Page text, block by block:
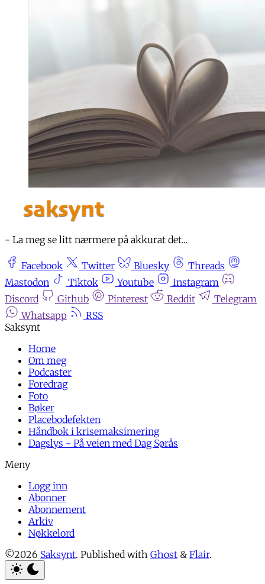
- La meg se litt nærmere på akkurat det...
Facebook Twitter Bluesky
Threads
Mastodon
Tiktok Youtube
Instagram
Discord
Github Pinterest Reddit
Telegram
Whatsapp
RSS
Home
Om meg
Podcaster
Foredrag
Foto
Bøker
Placebodefekten
Håndbok i krisemaksimering
Dagslys - På veien med Dag Sørås
Logg inn
Abonner
Abonnement
Arkiv
Nøkkelord
©2026 Saksynt. Published with Ghost & Flair.